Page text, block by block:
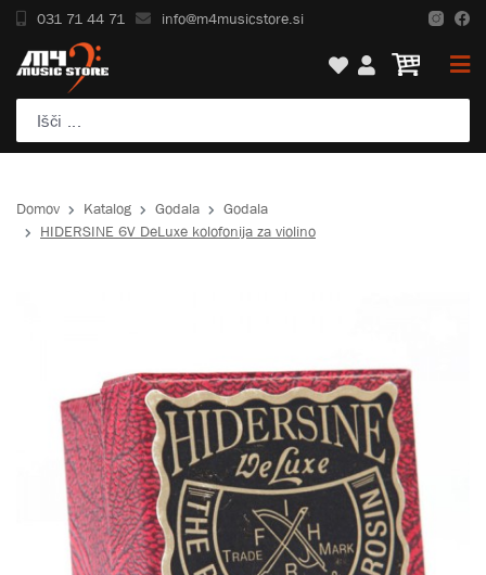
031 71 44 71 info@m4musicstore.si
Domov Katalog Godala
Godala
HIDERSINE 6V DeLuxe kolofonija za violino